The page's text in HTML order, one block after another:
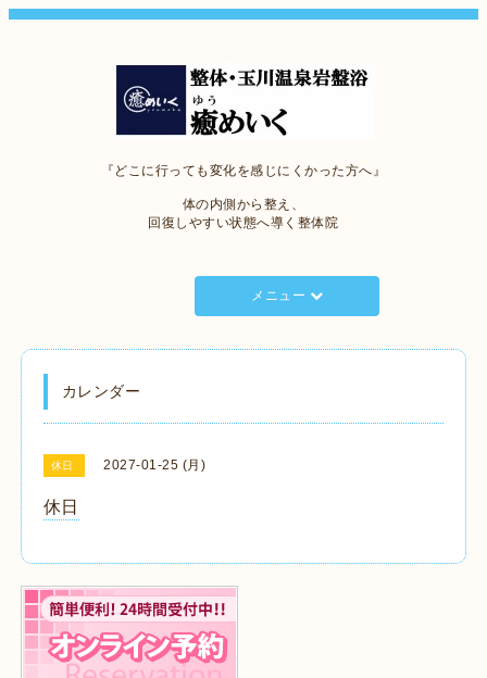
『どこに行っても変化を感じにくかった方へ』
体の内側から整え、
回復しやすい状態へ導く整体院
メニュー
カレンダー
休日 2027-01-25 (月)
休日